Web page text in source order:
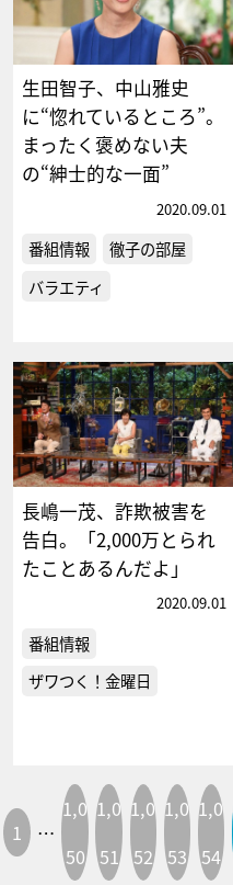
生田智子、中山雅史
に“惚れているところ”。
まったく褒めない夫
の“紳士的な一面”
2020.09.01
番組情報
徹子の部屋
バラエティ
長嶋一茂、詐欺被害を
告白。「2,000万とられ
たことあるんだよ」
2020.09.01
番組情報
ザワつく！金曜日
1 …
1,0
50
1,0
51
1,0
52
1,0
53
1,0
54